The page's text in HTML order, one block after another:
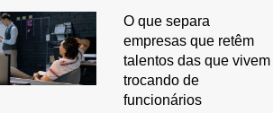
O que separa
empresas que retêm
talentos das que vivem
trocando de
funcionários